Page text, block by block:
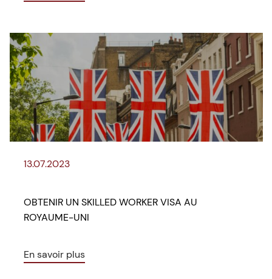
13.07.2023
OBTENIR UN SKILLED WORKER VISA AU
ROYAUME-UNI
En savoir plus